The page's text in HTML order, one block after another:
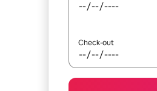
Check-out